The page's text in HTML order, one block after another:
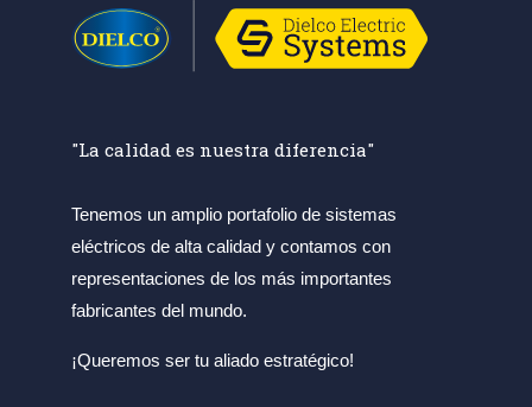
"La calidad es nuestra diferencia"
Tenemos un amplio portafolio de sistemas
eléctricos de alta calidad y contamos con
representaciones de los más importantes
fabricantes del mundo.
¡Queremos ser tu aliado estratégico!